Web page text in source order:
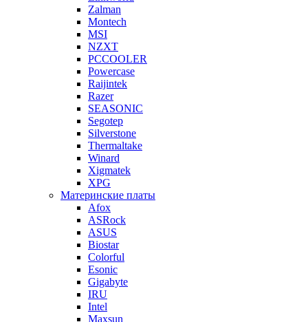
Zalman
Montech
MSI
NZXT
PCCOOLER
Powercase
Raijintek
Razer
SEASONIC
Segotep
Silverstone
Thermaltake
Winard
Xigmatek
XPG
Материнские платы
Afox
ASRock
ASUS
Biostar
Colorful
Esonic
Gigabyte
IRU
Intel
Maxsun